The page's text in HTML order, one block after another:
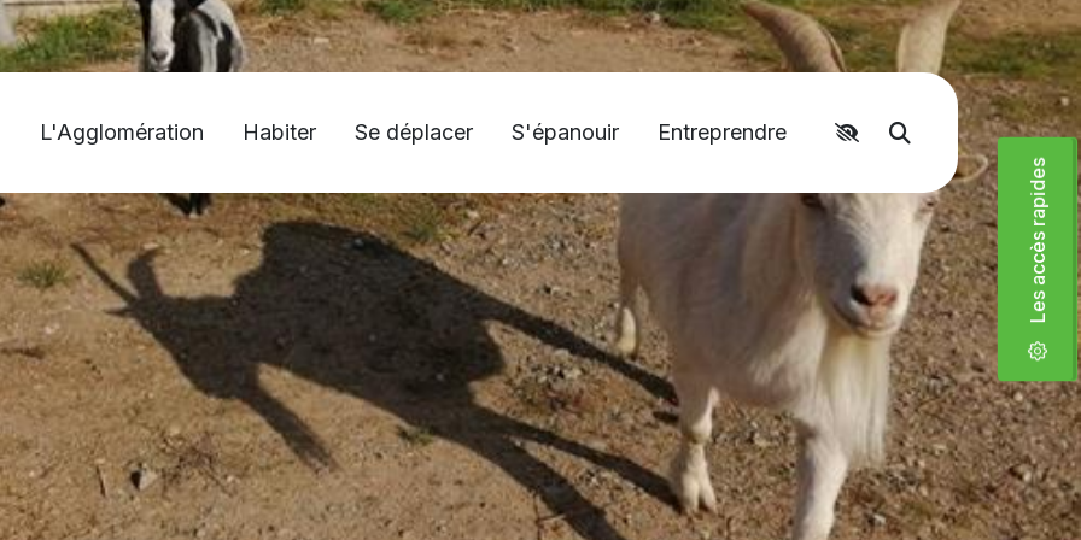
Moteur de
L'Agglomération Habiter Se déplacer S'épanouir Entreprendre
Les accès rapides
Accéder aux liens rapides